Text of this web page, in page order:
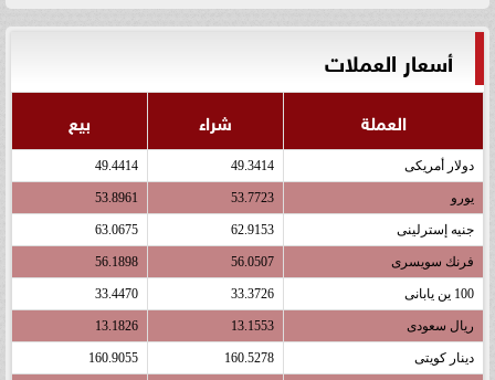
أسعار العملات
العملة شراء بيع
دولار أمريكى 49.3414
49.4414
يورو 53.7723
53.8961
جنيه إسترلينى 62.9153
63.0675
فرنك سويسرى 56.0507
56.1898
100 ين يابانى 33.3726
33.4470
ريال سعودى 13.1553
13.1826
دينار كويتى 160.5278
160.9055